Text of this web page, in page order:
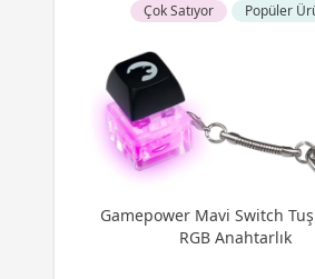
Çok Satıyor Popüler
Gamepower Mavi Switch Tuş
RGB Anahtarlık